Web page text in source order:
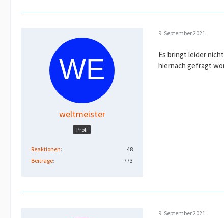
weltmeister
Profi
Reaktionen
48
Beiträge
773
9. September 2021
Es bringt leider
hiernach gefragt
9. September 2021